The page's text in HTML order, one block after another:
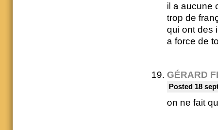
il a aucune
trop de
qui ont des
a force de
GÉRARD
Posted 18
on ne fait